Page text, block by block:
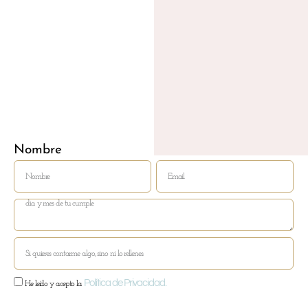
Nombre
He leído y acepto la Política de Privacidad.